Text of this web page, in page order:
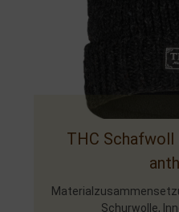
THC Schafwoll
Schurwolle,